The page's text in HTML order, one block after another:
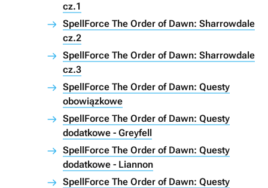
cz.1
SpellForce The Order of Dawn: Sharrowdale
cz.2
SpellForce The Order of Dawn: Sharrowdale
cz.3
SpellForce The Order of Dawn: Questy
obowiązkowe
SpellForce The Order of Dawn: Questy
dodatkowe - Greyfell
SpellForce The Order of Dawn: Questy
dodatkowe - Liannon
SpellForce The Order of Dawn: Questy